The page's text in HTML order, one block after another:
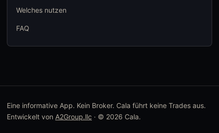
Welches nutzen
FAQ
Eine informative App. Kein Broker. Cala führt keine Trades aus.
Entwickelt von A2Group.llc · © 2026 Cala.